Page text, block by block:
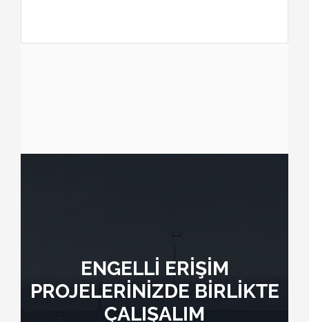
ENGELLİ ERİŞİM
PROJELERİNİZDE BİRLİKTE
ÇALIŞALIM